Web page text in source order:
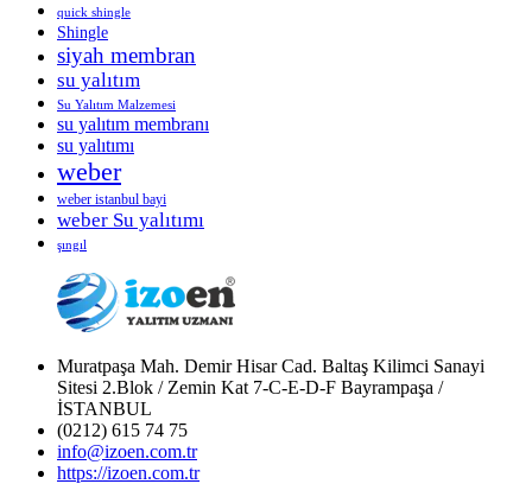
quick shingle
Shingle
siyah membran
su yalıtım
Su Yalıtım Malzemesi
su yalıtım membranı
su yalıtımı
weber
weber istanbul bayi
weber Su yalıtımı
şıngıl
Muratpaşa Mah. Demir Hisar Cad. Baltaş Kilimci Sanayi
Sitesi 2.Blok / Zemin Kat 7-C-E-D-F Bayrampaşa /
İSTANBUL
(0212) 615 74 75
info@izoen.com.tr
https://izoen.com.tr